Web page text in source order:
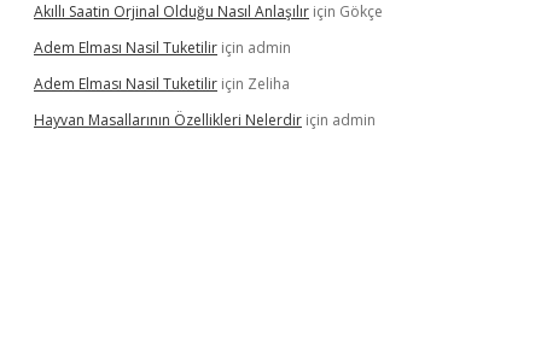
Akıllı Saatin Orjinal Olduğu Nasıl Anlaşılır için Gökçe
Adem Elması Nasil Tuketilir için admin
Adem Elması Nasil Tuketilir için Zeliha
Hayvan Masallarının Özellikleri Nelerdir için admin